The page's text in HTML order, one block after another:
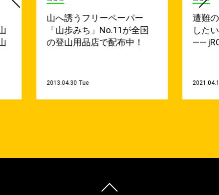
山へ誘うフリーペーパー
「山歩みち」No.11が全国
の登山用品店で配布中！
2013.04.30 Tue
遭難
した
——